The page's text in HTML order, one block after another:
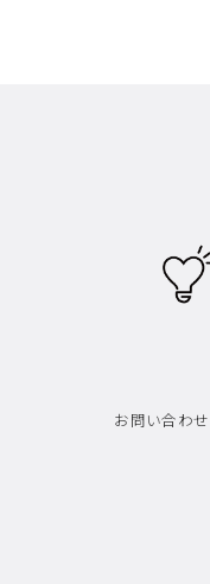
お問い合わせ